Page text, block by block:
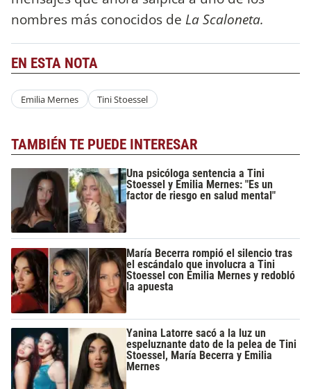
nombres más conocidos de La Scaloneta.
EN ESTA NOTA
Emilia Mernes Tini Stoessel
TAMBIÉN TE PUEDE INTERESAR
Una psicóloga sentencia a Tini
Stoessel y Emilia Mernes: "Es un
factor de riesgo en salud mental"
María Becerra rompió el silencio tras
el escándalo que involucra a Tini
Stoessel con Emilia Mernes y redobló
la apuesta
Yanina Latorre sacó a la luz un
espeluznante dato de la pelea de Tini
Stoessel, María Becerra y Emilia
Mernes